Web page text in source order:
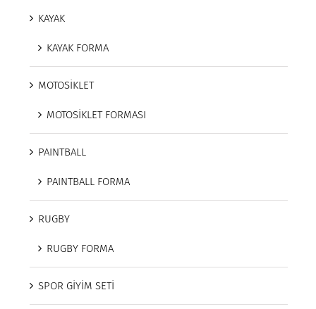
KAYAK
KAYAK FORMA
MOTOSİKLET
MOTOSİKLET FORMASI
PAINTBALL
PAINTBALL FORMA
RUGBY
RUGBY FORMA
SPOR GİYİM SETİ